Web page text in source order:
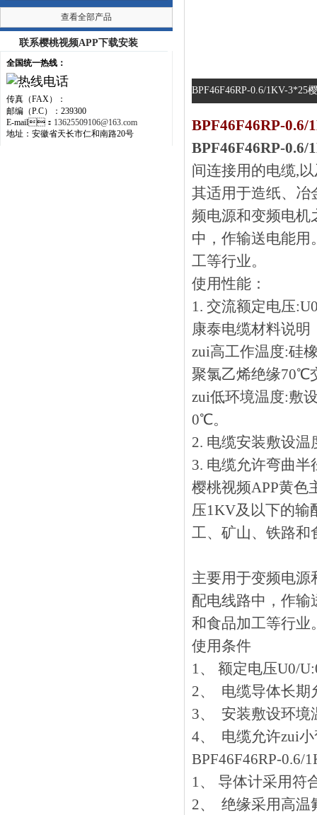
色
查看全部产品
联系樱桃视频APP下载安装
全国统一热线：
传真（FAX）：
邮编（P.C）：239300
E-mail： 13625509106@163.com
地址：安徽省天长市仁和南路20号
BPF46F46RP-0.6/1KV-3*25
BPF46F46RP-
BPF46F46RP-
间连接用的电缆,以
其适用于造纸、
频电源和变频电机
中，作输送电能用
工等行业。
使用性能：
1. 交流额定电压
康泰电缆材料说明
zui高工作温度:硅
聚氯乙烯绝缘70℃
zui低环境温度:敷
0℃。
2. 电缆安装敷设温度
3. 电缆允许弯曲
樱桃视频APP黄色
压1KV及以下的输配
工、矿山、铁路和
主要用于变频电源
配电线路中，作输
和食品加工等行业
使用条件
1、 额定电压U0/
2、 电缆导体长
3、 安装敷设
4、 电缆允许
BPF46F46RP-0.6/
1、 导体计采用
2、 绝缘采用高